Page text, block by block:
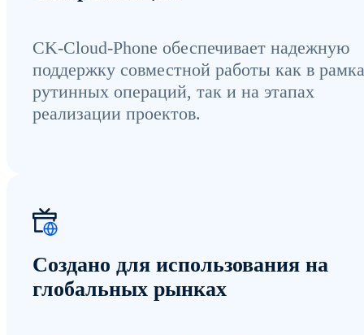
CK-Cloud-Phone обеспечивает надежную
поддержку совместной работы как в
рутинных операций, так и на этапах
реализации проектов.
Создано для использования на
глобальных рынках